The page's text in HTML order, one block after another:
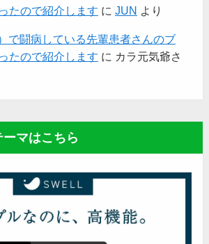
たので紹介します に JUN より
で闘病している先輩患者さんのブ
たので紹介します に カラ元気爺さ
マはこちら